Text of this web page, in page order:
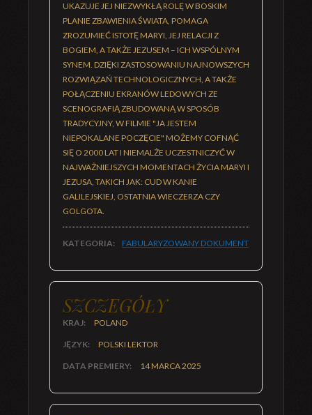
UKAZUJE JEJ NIEZWYKŁĄ ROLĘ W BOSKIM
PLANIE ZBAWIENIA ŚWIATA, POMAGA
ZROZUMIEĆ ISTOTĘ MARYI, JEJ RELACJI Z
BOGIEM, A TAKŻE JEZUSEM – ICH WSPÓLNYM
SYNEM. DZIĘKI ZASTOSOWANIU NAJNOWSZYCH
ROZWIĄZAŃ TECHNOLOGICZNYCH, A TAKŻE
POŁĄCZENIU EKRANÓW LEDOWYCH ZE
SCENOGRAFIĄ ZBUDOWANĄ W SPOSÓB
TRADYCYJNY, W FILMIE "JA JESTEM
NIEPOKALANE POCZĘCIE" MOŻEMY COFNĄĆ
SIĘ O 2000 LAT I NIEMALŻE UCZESTNICZYĆ W
NAJWAŻNIEJSZYCH MOMENTACH ŻYCIA MARYI I
JEZUSA, TAKICH JAK: CUD W KANIE
GALILEJSKIEJ, OSTATNIA WIECZERZA CZY
GOLGOTA.
KATEGORIA: FABULARYZOWANY DOKUMENT
SZCZEGÓŁY
KRAJ: POLAND
JĘZYK: POLSKI LEKTOR
DATA PREMIERY: 14 MARCA 2025